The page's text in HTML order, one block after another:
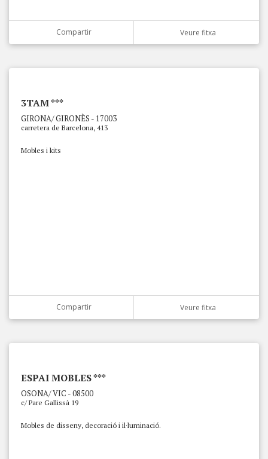
Compartir Veure fitxa
3TAM ***
GIRONA/ GIRONÈS - 17003
carretera de Barcelona, 413
Mobles i kits
Compartir Veure fitxa
ESPAI MOBLES ***
OSONA/ VIC - 08500
c/ Pare Gallissà 19
Mobles de disseny, decoració i il·luminació.